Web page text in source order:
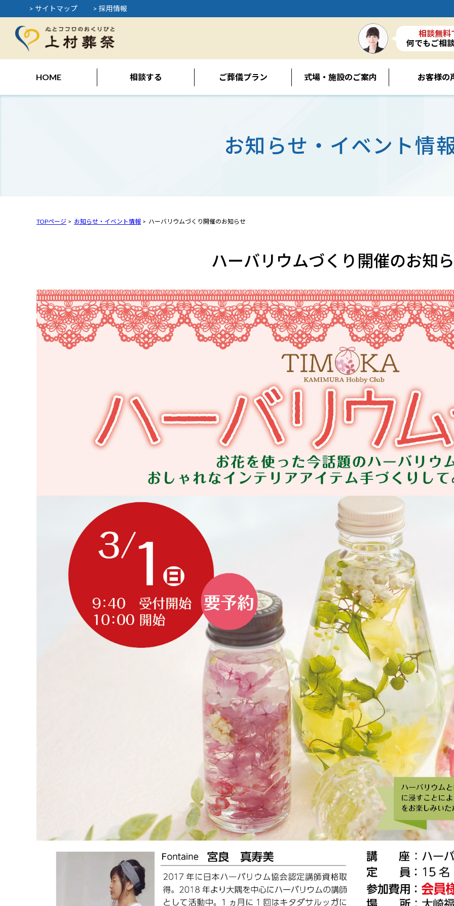
> サイトマップ > 採用情報
相談無料
何でもご相
HOME 相談する ご葬儀プラン 式場・施設のご案内 お客様の
お知らせ・イベント情
TOPページ お知らせ・イベント情報 ハーバリウムづくり開催のお知らせ
ハーバリウムづくり開催のお知